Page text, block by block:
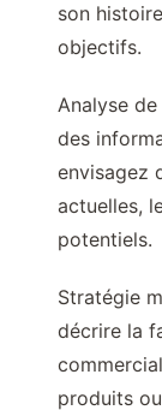
son
objectifs.
Analyse
des
envisagez
actuelles,
potentiels.
Stratégie
décrire la
produits